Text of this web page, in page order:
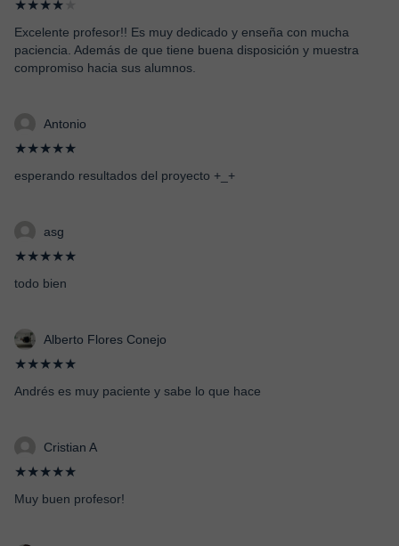
★★★★
Excelente profesor!! Es muy dedicado y enseña con mucha
paciencia. Además de que tiene buena disposición y muestra
compromiso hacia sus alumnos.
Antonio
★★★★★
esperando resultados del proyecto +_+
asg
★★★★★
todo bien
Alberto Flores Conejo
★★★★★
Andrés es muy paciente y sabe lo que hace
Cristian A
★★★★★
Muy buen profesor!